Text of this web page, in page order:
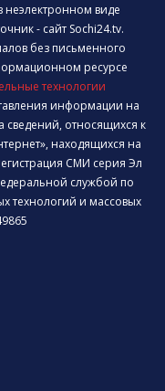
неэлектронном виде
- сайт Sochi24.tv.
без письменного
ресурсе
технологии
информации на
сведений, относящихся к
находящихся на
СМИ серия Эл
службой по
технологий и массовых